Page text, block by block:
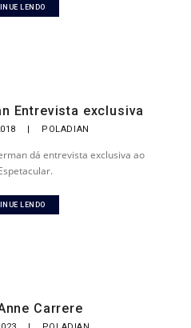
LENDO
Entrevista exclusiva
| POLADIAN
dá entrevista exclusiva ao
LENDO
Carrere